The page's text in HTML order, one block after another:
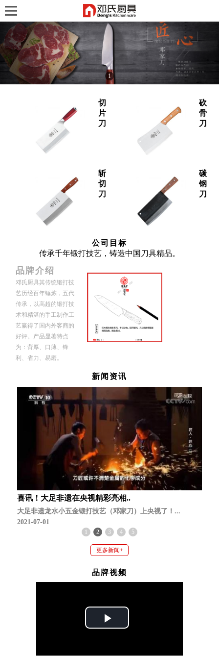
1
切
片
刀
斩
切
刀
砍
骨
刀
碳
钢
刀
公司目标
传承千年锻打技艺，铸造中国刀具精品。
品牌介绍
邓氏厨具其传统锻打技
艺历经百年锤炼，五代
传承，以高超的锻打技
术和精湛的手工制作工
艺赢得了国内外客商的
好评。产品显著特点
为：背厚、口薄、锋
利、省力、易磨。
新闻资讯
喜讯！大足非遗在央视精彩亮相..
大足非遗龙水小五金锻打技艺（邓家刀）上央视了！...
2021-07-01
1 2 3 4 5
更多新闻+
品牌视频
Play